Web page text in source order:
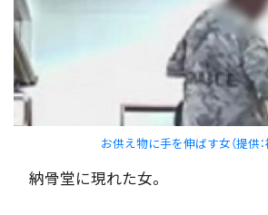
お供え物に手を伸ばす女（提供：
納骨堂に現れた女。